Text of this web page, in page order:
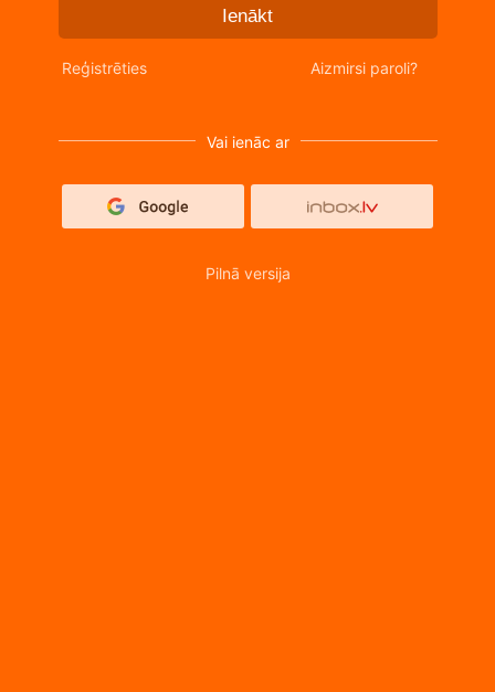
Ienākt
Reģistrēties Aizmirsi paroli?
Vai ienāc ar
Pilnā versija